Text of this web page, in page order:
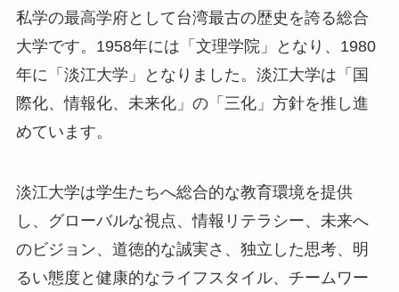
私学の最高学府として台湾最古の歴史を誇る総合
大学です。1958年には「文理学院」となり、1980
年に「淡江大学」となりました。淡江大学は「国
際化、情報化、未来化」の「三化」方針を推し進
めています。
淡江大学は学生たちへ総合的な教育環境を提供
し、グローバルな視点、情報リテラシー、未来へ
のビジョン、道徳的な誠実さ、独立した思考、明
るい態度と健康的なライフスタイル、チームワー